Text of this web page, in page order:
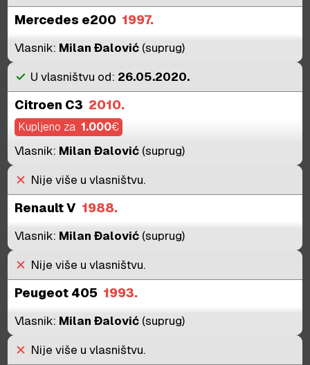
Mercedes e200 1997.
Vlasnik: Milan Đalović (suprug)
check U vlasništvu od: 26.05.2020.
Citroen C3 2010.
Kupljeno za1.000€
Vlasnik: Milan Đalović (suprug)
close Nije više u vlasništvu.
Renault V 1988.
Vlasnik: Milan Đalović (suprug)
close Nije više u vlasništvu.
Peugeot 405 1993.
Vlasnik: Milan Đalović (suprug)
close Nije više u vlasništvu.